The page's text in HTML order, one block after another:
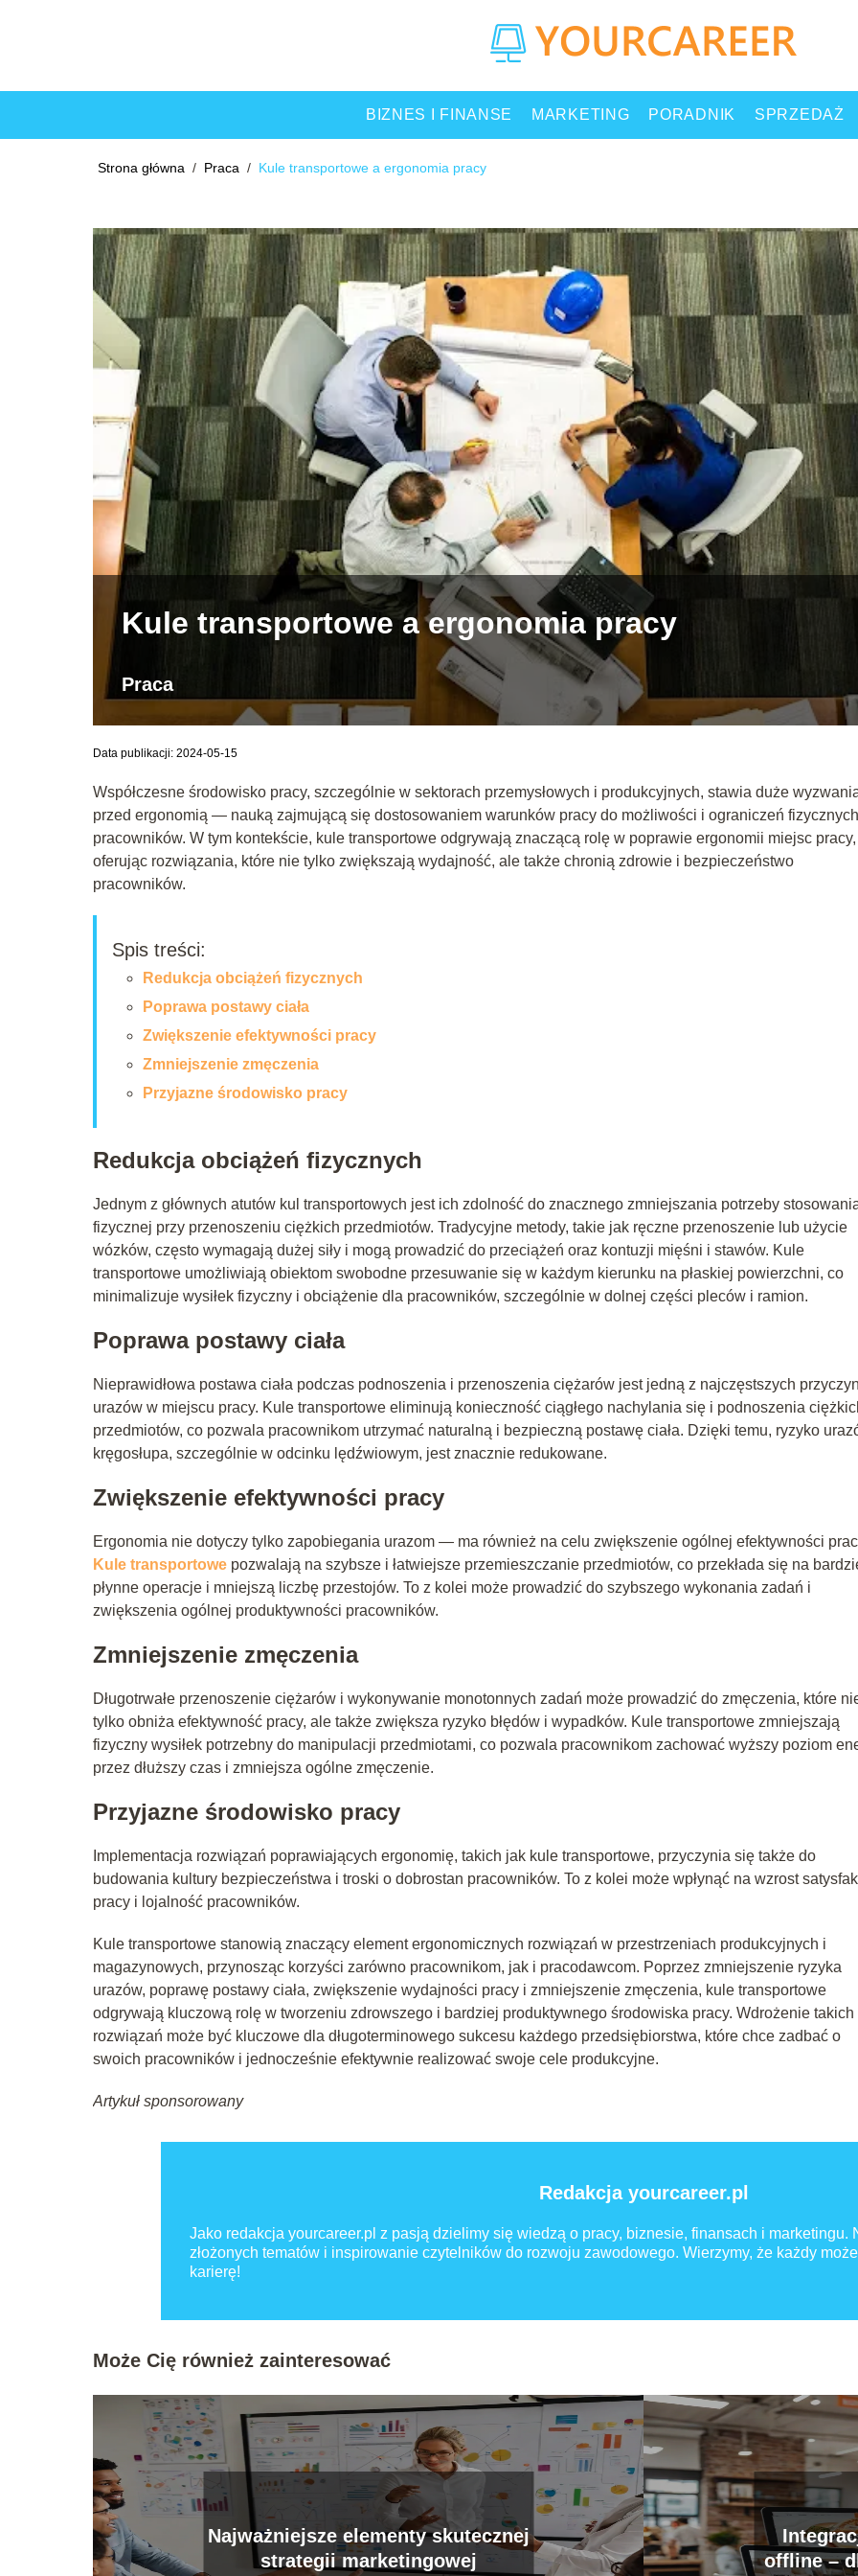
BIZNES I FINANSE MARKETING PORADNIK SPRZEDAŻ
Strona główna / Praca / Kule transportowe a ergonomia pracy
Kule transportowe a ergonomia pracy
Praca
Data publikacji: 2024-05-15
Współczesne środowisko pracy, szczególnie w sektorach przemysłowych i produkcyjnych, stawia duże
przed ergonomią — nauką zajmującą się dostosowaniem warunków pracy do możliwości i ograniczeń fizycznych
pracowników. W tym kontekście, kule transportowe odgrywają znaczącą rolę w poprawie ergonomii miejsc pracy,
oferując rozwiązania, które nie tylko zwiększają wydajność, ale także chronią zdrowie i bezpieczeństwo
pracowników.
Spis treści:
Redukcja obciążeń fizycznych
Poprawa postawy ciała
Zwiększenie efektywności pracy
Zmniejszenie zmęczenia
Przyjazne środowisko pracy
Redukcja obciążeń fizycznych
Jednym z głównych atutów kul transportowych jest ich zdolność do znacznego zmniejszania potrzeby
fizycznej przy przenoszeniu ciężkich przedmiotów. Tradycyjne metody, takie jak ręczne przenoszenie lub użycie
wózków, często wymagają dużej siły i mogą prowadzić do przeciążeń oraz kontuzji mięśni i stawów. Kule
transportowe umożliwiają obiektom swobodne przesuwanie się w każdym kierunku na płaskiej powierzchni, co
minimalizuje wysiłek fizyczny i obciążenie dla pracowników, szczególnie w dolnej części pleców i ramion.
Poprawa postawy ciała
Nieprawidłowa postawa ciała podczas podnoszenia i przenoszenia ciężarów jest jedną z najczęstszych
urazów w miejscu pracy. Kule transportowe eliminują konieczność ciągłego nachylania się i podnoszenia
przedmiotów, co pozwala pracownikom utrzymać naturalną i bezpieczną postawę ciała. Dzięki temu, ryzyko
kręgosłupa, szczególnie w odcinku lędźwiowym, jest znacznie redukowane.
Zwiększenie efektywności pracy
Ergonomia nie dotyczy tylko zapobiegania urazom — ma również na celu zwiększenie ogólnej efektywności
Kule transportowe pozwalają na szybsze i łatwiejsze przemieszczanie przedmiotów, co przekłada się na
płynne operacje i mniejszą liczbę przestojów. To z kolei może prowadzić do szybszego wykonania zadań i
zwiększenia ogólnej produktywności pracowników.
Zmniejszenie zmęczenia
Długotrwałe przenoszenie ciężarów i wykonywanie monotonnych zadań może prowadzić do zmęczenia, które
tylko obniża efektywność pracy, ale także zwiększa ryzyko błędów i wypadków. Kule transportowe zmniejszają
fizyczny wysiłek potrzebny do manipulacji przedmiotami, co pozwala pracownikom zachować wyższy poziom
przez dłuższy czas i zmniejsza ogólne zmęczenie.
Przyjazne środowisko pracy
Implementacja rozwiązań poprawiających ergonomię, takich jak kule transportowe, przyczynia się także do
budowania kultury bezpieczeństwa i troski o dobrostan pracowników. To z kolei może wpłynąć na wzrost
pracy i lojalność pracowników.
Kule transportowe stanowią znaczący element ergonomicznych rozwiązań w przestrzeniach produkcyjnych i
magazynowych, przynosząc korzyści zarówno pracownikom, jak i pracodawcom. Poprzez zmniejszenie ryzyka
urazów, poprawę postawy ciała, zwiększenie wydajności pracy i zmniejszenie zmęczenia, kule transportowe
odgrywają kluczową rolę w tworzeniu zdrowszego i bardziej produktywnego środowiska pracy. Wdrożenie takich
rozwiązań może być kluczowe dla długoterminowego sukcesu każdego przedsiębiorstwa, które chce zadbać o
swoich pracowników i jednocześnie efektywnie realizować swoje cele produkcyjne.
Artykuł sponsorowany
Redakcja yourcareer.pl
Jako redakcja yourcareer.pl z pasją dzielimy się wiedzą o pracy, biznesie, finansach i marketingu.
złożonych tematów i inspirowanie czytelników do rozwoju zawodowego. Wierzymy, że każdy
karierę!
Może Cię również zainteresować
Najważniejsze elementy skutecznej
strategii marketingowej
offline –